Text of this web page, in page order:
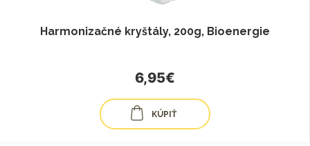
Harmonizačné kryštály, 200g, Bioenergie
6,95€
KÚPIŤ